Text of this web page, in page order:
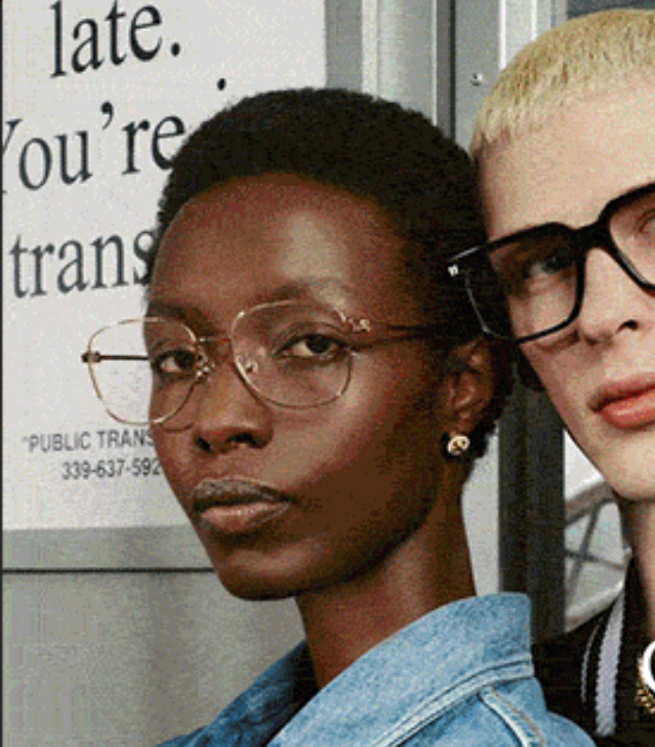
Home Ozieri Sardegna Cronaca Sport Cultura
SBARCA A PORTO TORRES CON 2,5 KG DI COCAINA,
ARRESTATO UNO SPAGNOLO DI 49 ANNI
20 Marzo 2026, 17:46
Operazione della Guardia di Finanza.